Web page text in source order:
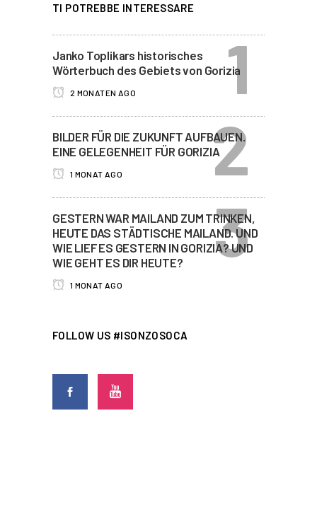
TI POTREBBE INTERESSARE
Janko Toplikars historisches
Wörterbuch des Gebiets von Gorizia
2 MONATEN AGO
BILDER FÜR DIE ZUKUNFT AUFBAUEN.
EINE GELEGENHEIT FÜR GORIZIA
1 MONAT AGO
GESTERN WAR MAILAND ZUM TRINKEN,
HEUTE DAS STÄDTISCHE MAILAND. UND
WIE LIEF ES GESTERN IN GORIZIA? UND
WIE GEHT ES DIR HEUTE?
1 MONAT AGO
FOLLOW US #ISONZOSOCA